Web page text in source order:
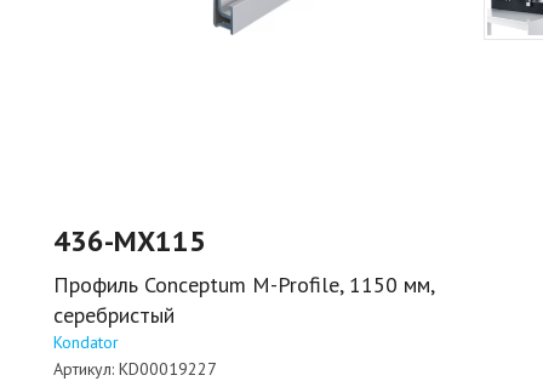
436-MX115
Профиль Conceptum М-Profile, 1150 мм,
серебристый
Kondator
Артикул: KD00019227